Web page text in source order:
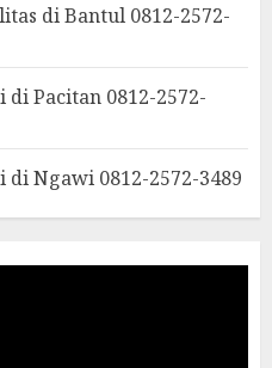
di Bantul 0812-2572-
Pacitan 0812-2572-
Ngawi 0812-2572-3489